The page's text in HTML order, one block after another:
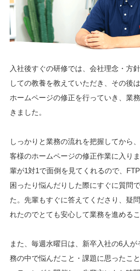
入社後すぐの研修では、会社理念・方
しての教養を教えていただき、その後
ホームページの修正を行っていき、業
きました。
しっかりと業務の流れを把握してから
客様のホームページの修正作業に入り
輩が1対1で面倒を見てくれるので、
困ったり悩んだりした際にすぐに質問
た。先輩もすぐに答えてくださり、疑
れたのでとても安心して業務を進める
また、毎週水曜日は、新卒入社の6人
務の中で悩んだこと・課題に思ったこ